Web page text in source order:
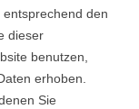
den
dieser
benutzen,
erhoben.
Sie